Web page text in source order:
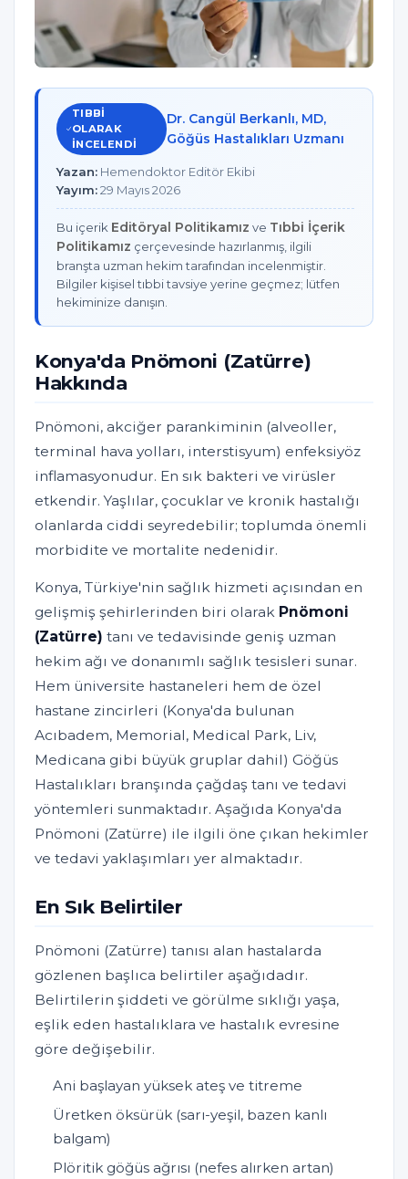
TIBBI
OLARAK
INCELENDI
Dr. Cangül Berkanlı, MD,
Göğüs Hastalıkları Uzmanı
Yazan: Hemendoktor Editör Ekibi
Yayım:29 Mayıs 2026
Bu içerik Editöryal Politikamız ve Tıbbi İçerik
Politikamız çerçevesinde hazırlanmış, ilgili
branşta uzman hekim tarafından incelenmiştir.
Bilgiler kişisel tıbbi tavsiye yerine geçmez; lütfen
hekiminize danışın.
Konya'da Pnömoni (Zatürre)
Hakkında
Pnömoni, akciğer parankiminin (alveoller,
terminal hava yolları, interstisyum) enfeksiyöz
inflamasyonudur. En sık bakteri ve virüsler
etkendir. Yaşlılar, çocuklar ve kronik hastalığı
olanlarda ciddi seyredebilir; toplumda önemli
morbidite ve mortalite nedenidir.
Konya, Türkiye'nin sağlık hizmeti açısından en
gelişmiş şehirlerinden biri olarak Pnömoni
(Zatürre) tanı ve tedavisinde geniş uzman
hekim ağı ve donanımlı sağlık tesisleri sunar.
Hem üniversite hastaneleri hem de özel
hastane zincirleri (Konya'da bulunan
Acıbadem, Memorial, Medical Park, Liv,
Medicana gibi büyük gruplar dahil) Göğüs
Hastalıkları branşında çağdaş tanı ve tedavi
yöntemleri sunmaktadır. Aşağıda Konya'da
Pnömoni (Zatürre) ile ilgili öne çıkan hekimler
ve tedavi yaklaşımları yer almaktadır.
En Sık Belirtiler
Pnömoni (Zatürre) tanısı alan hastalarda
gözlenen başlıca belirtiler aşağıdadır.
Belirtilerin şiddeti ve görülme sıklığı yaşa,
eşlik eden hastalıklara ve hastalık evresine
göre değişebilir.
Ani başlayan yüksek ateş ve titreme
Üretken öksürük (sarı-yeşil, bazen kanlı
balgam)
Plöritik göğüs ağrısı (nefes alırken artan)